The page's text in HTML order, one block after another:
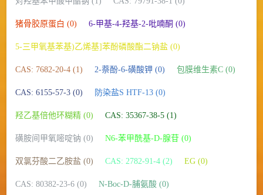
猪骨胶原蛋白 (0) 6-甲基-4-羟基-2-吡喃酮 (0)
5-三甲氧基苯基)乙烯基]苯酚磷酸酯二钠盐 (0)
CAS: 7682-20-4 (1) 2-萘酚-6-磺酸钾 (0) 包膜维生素C (0)
CAS: 6155-57-3 (0) 防染盐S HTF-13 (0)
羟乙基倍他环糊精 (0) CAS: 35367-38-5 (1)
磺胺间甲氧嘧啶钠 (0) N6-苯甲酰基-D-腺苷 (0)
双氯芬酸二乙胺盐 (0) CAS: 2782-91-4 (2) EG (0)
CAS: 80382-23-6 (0) N-Boc-D-脯氨酸 (0)